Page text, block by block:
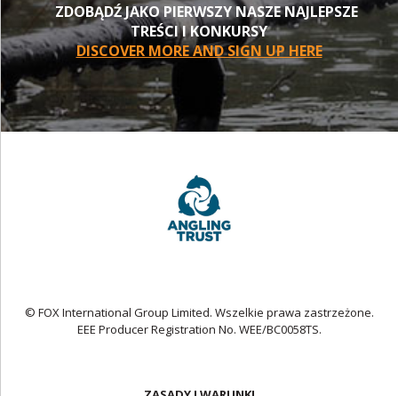
ZDOBĄDŹ JAKO PIERWSZY NASZE NAJLEPSZE
TREŚCI I KONKURSY
DISCOVER MORE AND SIGN UP HERE
© FOX International Group Limited. Wszelkie prawa zastrzeżone.
EEE Producer Registration No. WEE/BC0058TS.